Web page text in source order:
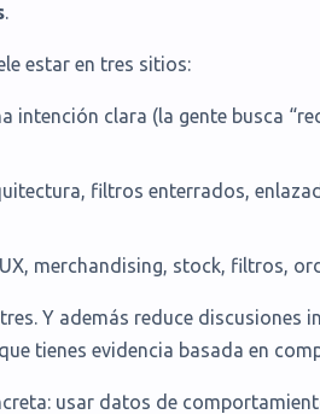
.
estar en tres sitios:
intención clara (la gente busca
filtros enterrados,
merchandising, stock, filtros,
Y además reduce discusiones
tienes evidencia basada en
usar datos de